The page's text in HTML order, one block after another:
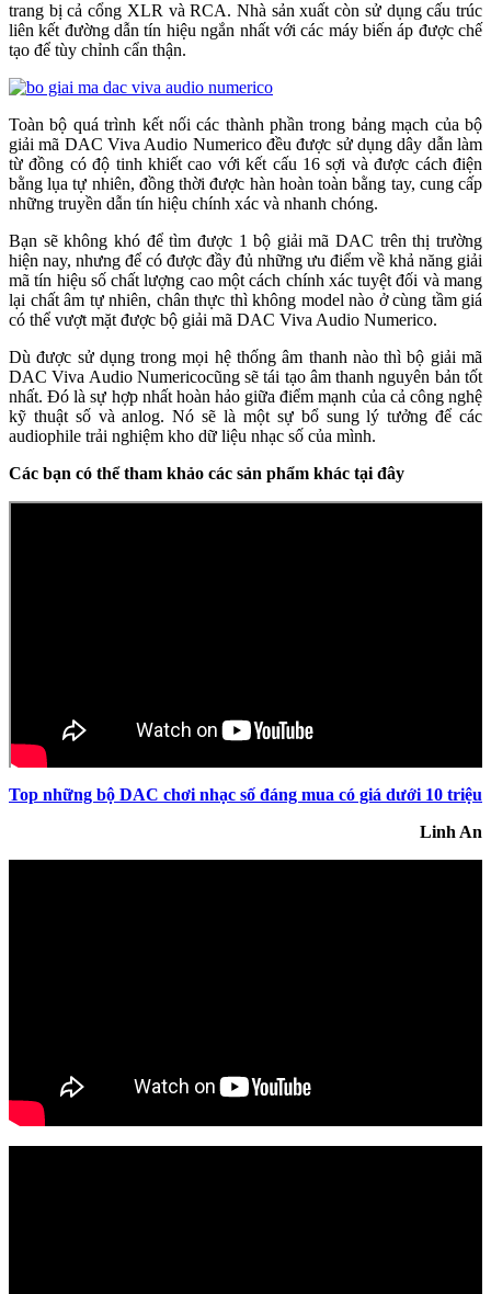
trang bị cả cổng XLR và RCA. Nhà sản xuất còn sử dụng cấu trúc
liên kết đường dẫn tín hiệu ngắn nhất với các máy biến áp được chế
tạo để tùy chỉnh cẩn thận.
Toàn bộ quá trình kết nối các thành phần trong bảng mạch của bộ
giải mã DAC Viva Audio Numerico đều được sử dụng dây dẫn làm
từ đồng có độ tinh khiết cao với kết cấu 16 sợi và được cách điện
bằng lụa tự nhiên, đồng thời được hàn hoàn toàn bằng tay, cung cấp
những truyền dẫn tín hiệu chính xác và nhanh chóng.
Bạn sẽ không khó để tìm được 1 bộ giải mã DAC trên thị trường
hiện nay, nhưng để có được đầy đủ những ưu điểm về khả năng giải
mã tín hiệu số chất lượng cao một cách chính xác tuyệt đối và mang
lại chất âm tự nhiên, chân thực thì không model nào ở cùng tầm giá
có thể vượt mặt được bộ giải mã DAC Viva Audio Numerico.
Dù được sử dụng trong mọi hệ thống âm thanh nào thì bộ giải mã
DAC Viva Audio Numericocũng sẽ tái tạo âm thanh nguyên bản tốt
nhất. Đó là sự hợp nhất hoàn hảo giữa điểm mạnh của cả công nghệ
kỹ thuật số và anlog. Nó sẽ là một sự bổ sung lý tưởng để các
audiophile trải nghiệm kho dữ liệu nhạc số của mình.
Các bạn có thể tham khảo các sản phẩm khác tại đây
Top những bộ DAC chơi nhạc số đáng mua có giá dưới 10 triệu
Linh An